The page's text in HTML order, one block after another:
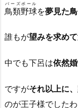
鳥類野球
バーズボール
を夢見た
誰もが望みを求め
中でも下呂は依然
ですがそれ以上に
のが王子様でしたわ